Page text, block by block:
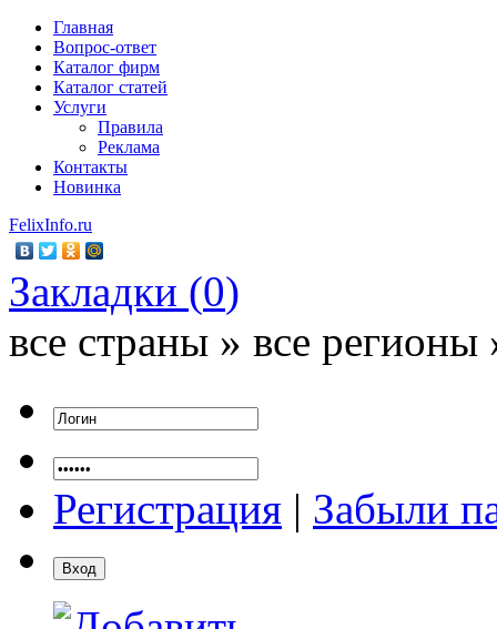
Главная
Вопрос-ответ
Каталог фирм
Каталог статей
Услуги
Правила
Реклама
Контакты
Новинка
FelixInfo.ru
Закладки (0)
все страны » все регионы
Регистрация | Забыли